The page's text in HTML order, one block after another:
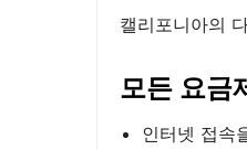
캘리포니아의
모든 요금
인터넷 접속